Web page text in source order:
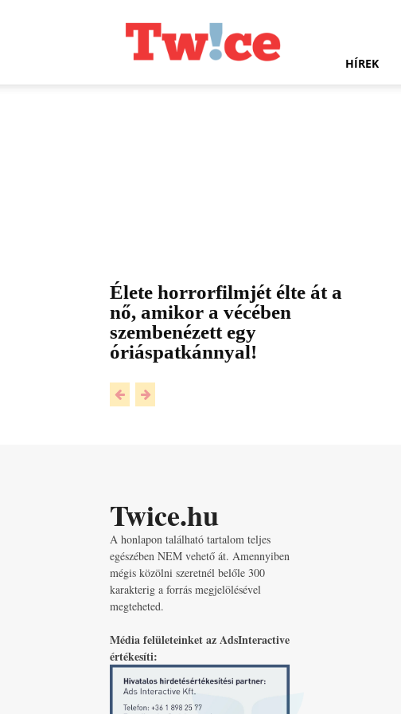
HÍREK
Élete horrorfilmjét élte át a
nő, amikor a vécében
szembenézett egy
óriáspatkánnyal!
Twice.hu
A honlapon található tartalom teljes
egészében NEM vehető át. Amennyiben
mégis közölni szeretnél belőle 300
karakterig a forrás megjelölésével
megteheted.
Média felületeinket az AdsInteractive
értékesíti: